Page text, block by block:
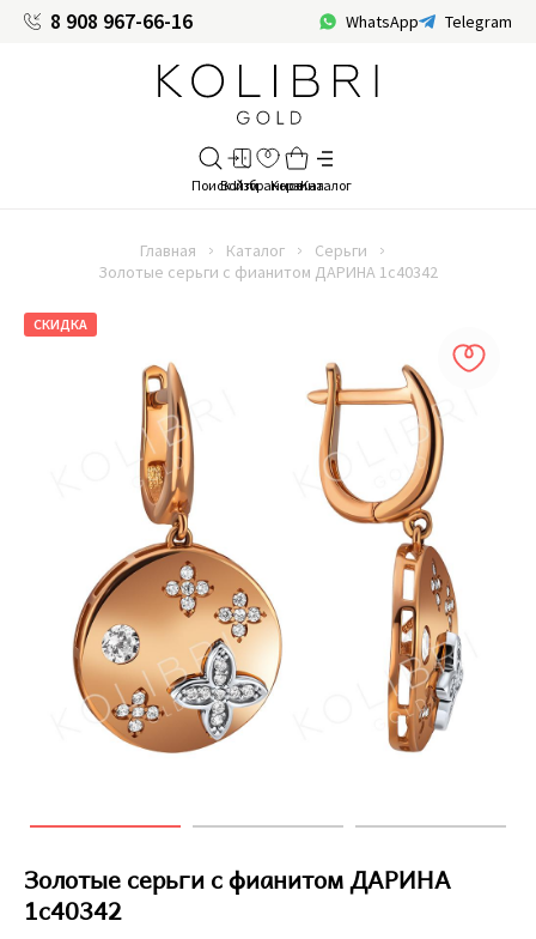
8 908 967-66-16 WhatsApp Telegram
Главная Каталог
Серьги
Золотые серьги с фианитом ДАРИНА 1с40342
СКИДКА
Золотые серьги с фианитом ДАРИНА
1с40342